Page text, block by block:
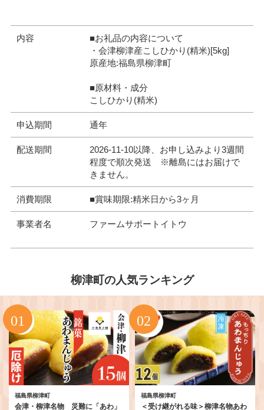
内容
■お礼品の内容について
・会津柳津産こしひかり(精米)[5kg]
原産地:福島県柳津町
■原材料・成分
こしひかり(精米)
申込期間 通年
配送期間
2026-11-10以降、お申し込みより3週間
程度で順次発送 ※離島にはお届けで
きません。
消費期限 ■賞味期限:精米日から3ヶ月
事業者名 ファームサポートイトウ
柳津町の人気ランキング
福島県柳津町
会津・柳津名物 災難に「あわ」
福島県柳津町
＜受け継がれる味＞柳津名物あわ